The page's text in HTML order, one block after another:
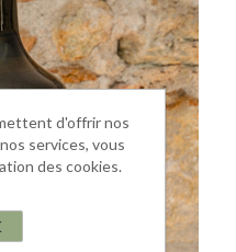
d'offrir nos
services, vous
des cookies.